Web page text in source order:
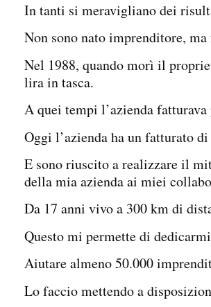
In tanti si meravigliano dei
Non sono nato imprenditore,
Nel 1988, quando morì il
lira in tasca.
A quei tempi l’azienda
Oggi l’azienda ha un fatturato
E sono riuscito a realizzare il
della mia azienda ai miei
Da 17 anni vivo a 300 km di
Questo mi permette di
Aiutare almeno 50.000
Lo faccio mettendo a